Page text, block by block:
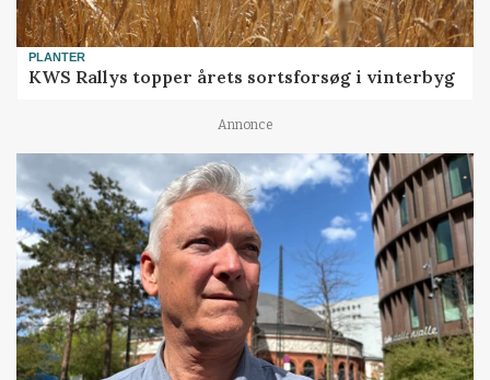
PLANTER
KWS Rallys topper årets sortsforsøg i vinterbyg
Annonce